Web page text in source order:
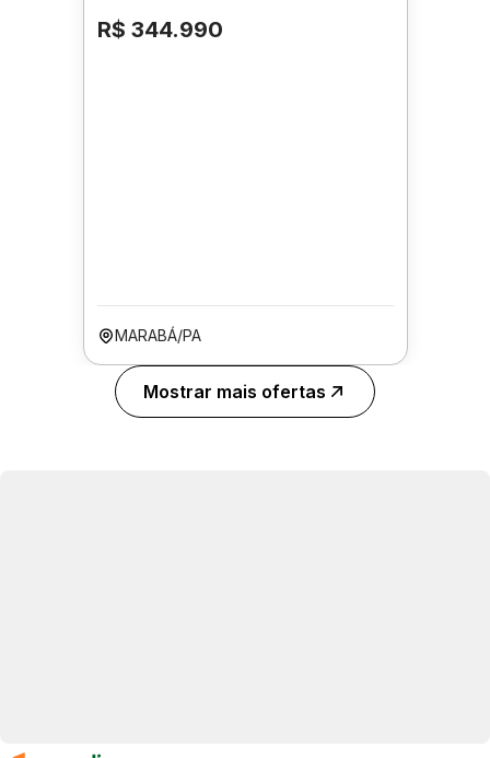
R$ 344.990
MARABÁ/PA
Mostrar mais ofertas